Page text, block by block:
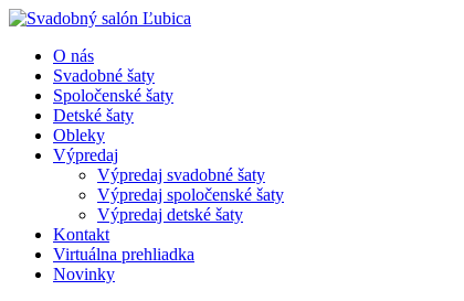
O nás
Svadobné šaty
Spoločenské šaty
Detské šaty
Obleky
Výpredaj
Výpredaj svadobné šaty
Výpredaj spoločenské šaty
Výpredaj detské šaty
Kontakt
Virtuálna prehliadka
Novinky